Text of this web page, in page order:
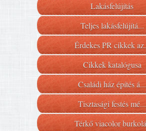
Lakásfelújítás
Teljes lakásfelújítá...
Érdekes PR cikkek
Cikkek katalógusa
Családi ház építés á...
Tisztasági festés mé...
Térkő viacolor